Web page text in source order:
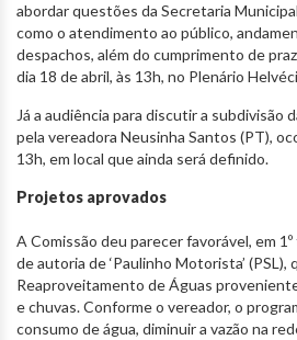
abordar questões da Secretaria
como o atendimento ao público,
despachos, além do cumprimento de
dia 18 de abril, às 13h, no Plenário
Já a audiência para discutir a subdivisão
pela vereadora Neusinha Santos (PT),
13h, em local que ainda será definido.
Projetos aprovados
A Comissão deu parecer favorável, em
de autoria de ‘Paulinho Motorista’
Reaproveitamento de Águas
e chuvas. Conforme o vereador, o
consumo de água, diminuir a vazão na